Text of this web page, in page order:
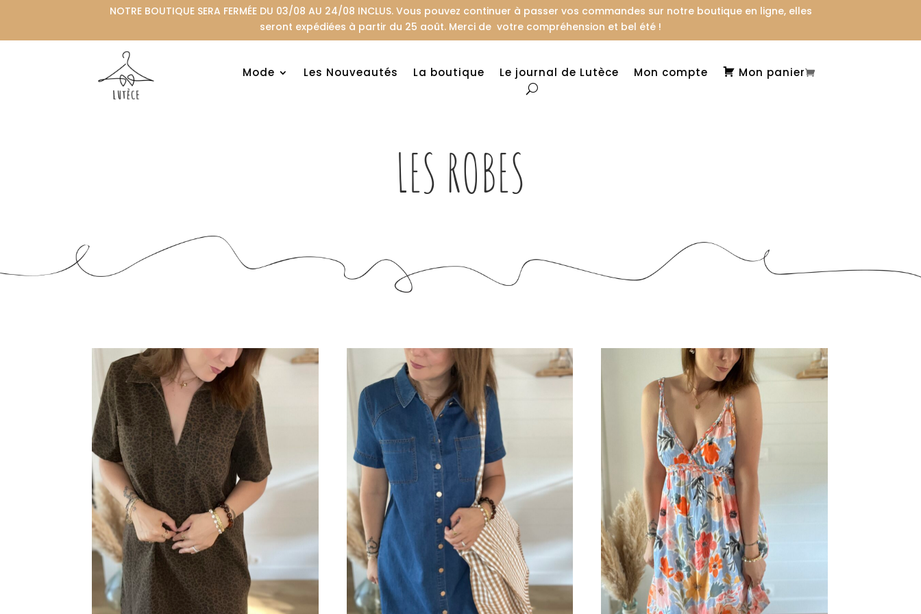
NOTRE BOUTIQUE SERA FERMÉE DU 03/08 AU 24/08 INCLUS. Vous pouvez continuer à passer vos commandes sur notre boutique en ligne, elles
seront expédiées à partir du 25 août. Merci de votre compréhension et bel été !
Mode Les Nouveautés La boutique Le journal de Lutèce Mon compte Mon panier
LES ROBES